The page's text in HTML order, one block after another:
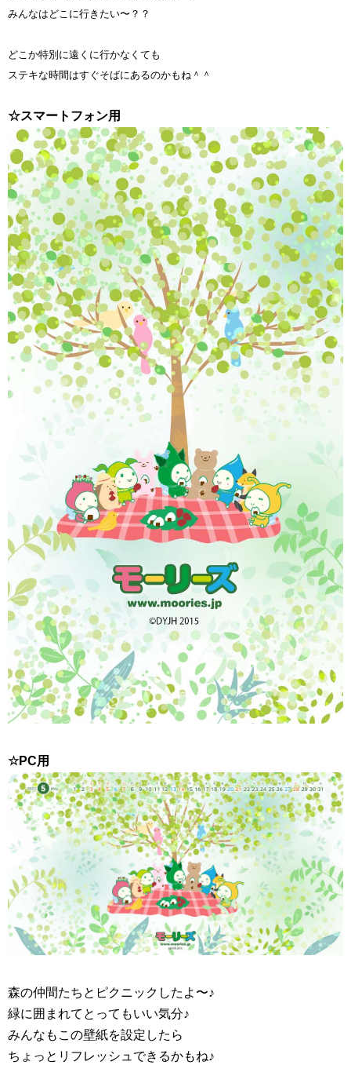
みんなはどこに行きたい〜？？
どこか特別に遠くに行かなくても
ステキな時間はすぐそばにあるのかもね＾＾
☆スマートフォン用
☆PC用
森の仲間たちとピクニックしたよ〜♪
緑に囲まれてとってもいい気分♪
みんなもこの壁紙を設定したら
ちょっとリフレッシュできるかもね♪